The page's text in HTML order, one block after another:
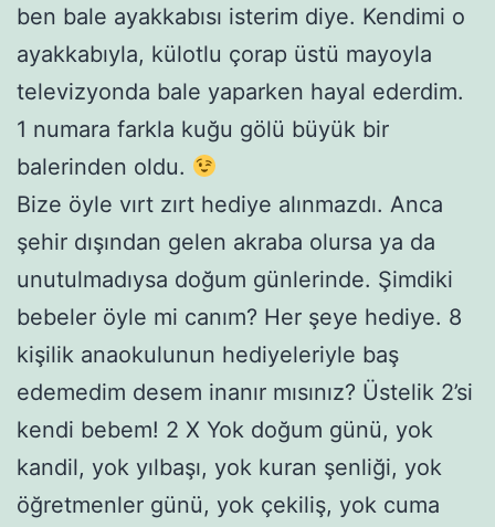
ben bale ayakkabısı isterim diye. Kendimi o
ayakkabıyla, külotlu çorap üstü mayoyla
televizyonda bale yaparken hayal ederdim.
1 numara farkla kuğu gölü büyük bir
balerinden oldu.
Bize öyle vırt zırt hediye alınmazdı. Anca
şehir dışından gelen akraba olursa ya da
unutulmadıysa doğum günlerinde. Şimdiki
bebeler öyle mi canım? Her şeye hediye. 8
kişilik anaokulunun hediyeleriyle baş
edemedim desem inanır mısınız? Üstelik 2’si
kendi bebem! 2 X Yok doğum günü, yok
kandil, yok yılbaşı, yok kuran şenliği, yok
öğretmenler günü, yok çekiliş, yok cuma